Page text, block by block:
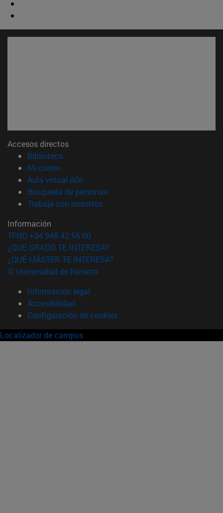
Accesos directos
Biblioteca
Mi correo(abre en nueva ventana)
Aula virtual ADI
Búsqueda de personas(abre en nueva ventana)
Trabaja con nosotros(abre en nueva ventana)
Información
TFNO +34 948 42 56 00
¿QUÉ GRADO TE INTERESA?
¿QUÉ MÁSTER TE INTERESA?
© Universidad de Navarra
Información legal
Accesibilidad
Configuración de cookies
Localizador de campus